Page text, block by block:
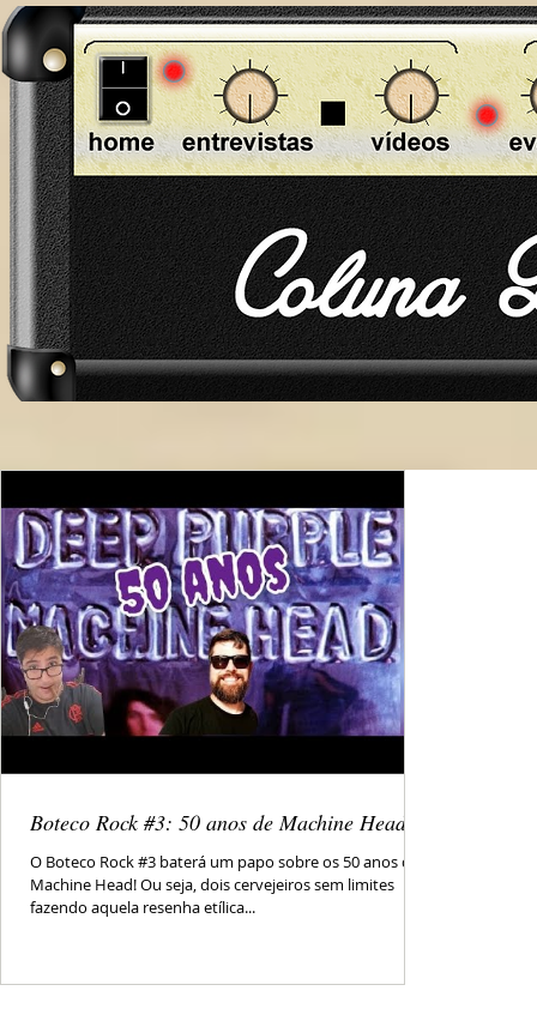
Boteco Rock #3: 50 anos de Machine Head
O Boteco Rock #3 baterá um papo sobre os 50 anos do
Machine Head! Ou seja, dois cervejeiros sem limites
fazendo aquela resenha etílica...